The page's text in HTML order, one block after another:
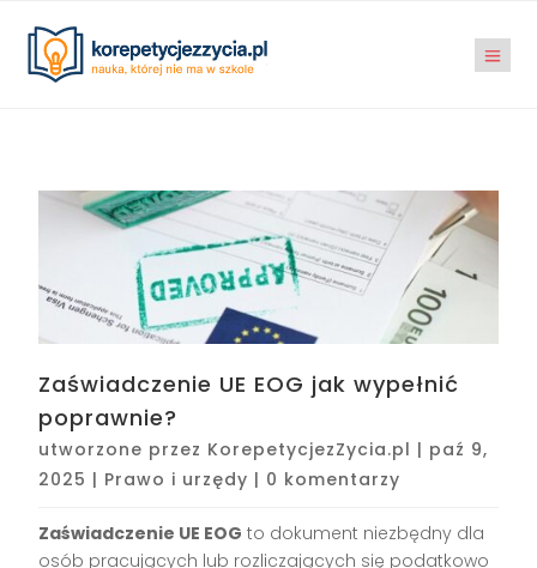
Zaświadczenie UE EOG jak wypełnić
poprawnie?
utworzone przez KorepetycjezZycia.pl | paź 9,
2025 | Prawo i urzędy | 0 komentarzy
Zaświadczenie UE EOG to dokument niezbędny dla
osób pracujących lub rozliczających się podatkowo